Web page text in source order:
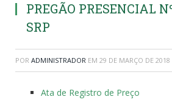
PREGÃO PRESENCIAL
SRP
POR ADMINISTRADOR EM 29 DE MARÇO DE 2018
Ata de Registro de Preço